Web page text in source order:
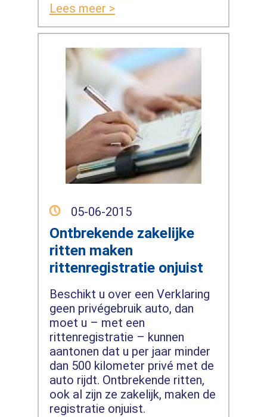
Lees meer >
05-06-2015
Ontbrekende zakelijke
ritten maken
rittenregistratie onjuist
Beschikt u over een Verklaring
geen privégebruik auto, dan
moet u – met een
rittenregistratie – kunnen
aantonen dat u per jaar minder
dan 500 kilometer privé met de
auto rijdt. Ontbrekende ritten,
ook al zijn ze zakelijk, maken de
registratie onjuist.